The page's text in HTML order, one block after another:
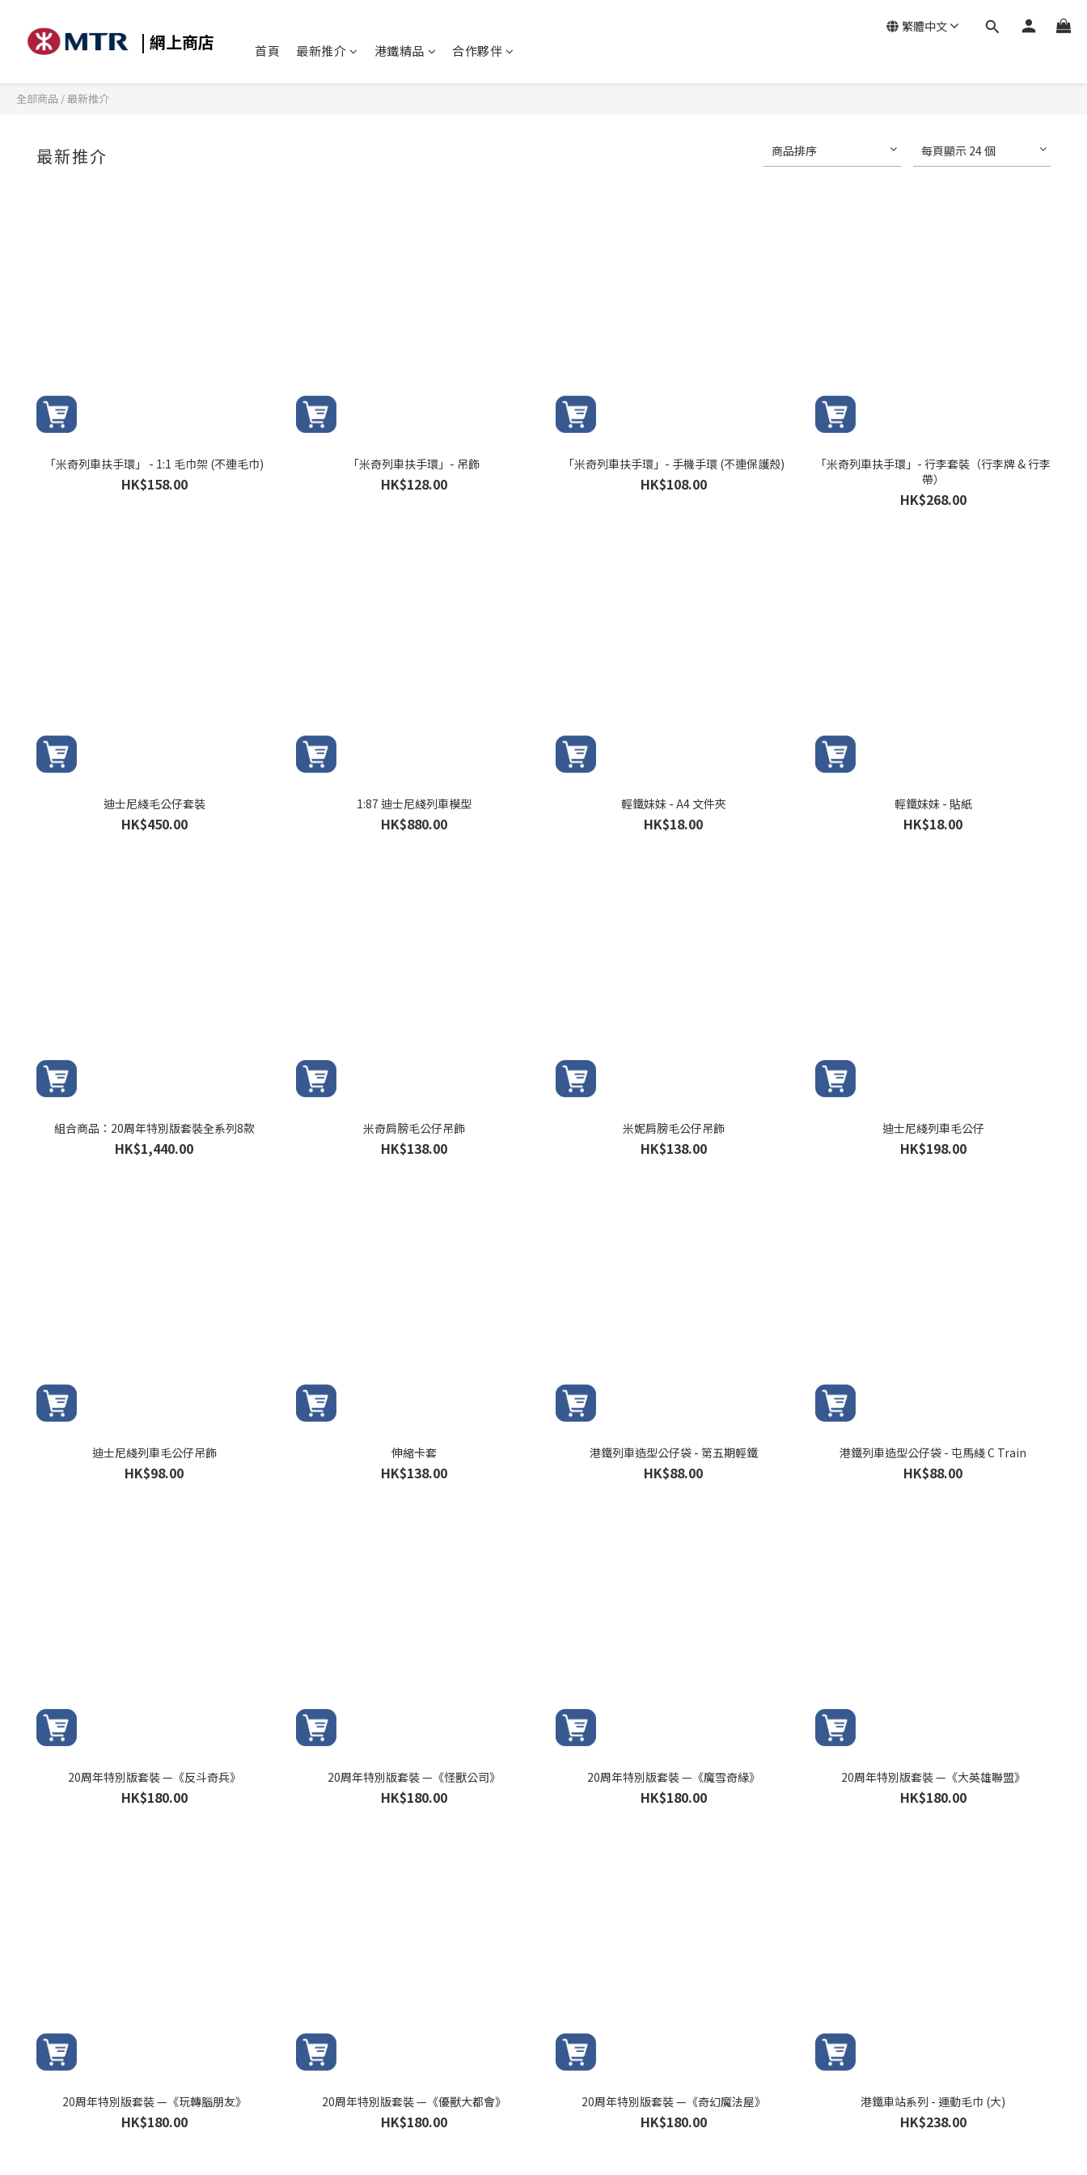
| 網上商店 首頁 最新推介 港鐵精品 合作夥伴
繁體中文
全部商品 /最新推介
最新推介 商品排序 每頁顯示 24 個
「米奇列車扶手環」 - 1:1 毛巾架 (不連毛巾)
HK$158.00
「米奇列車扶手環」- 吊飾
HK$128.00
「米奇列車扶手環」- 手機手環 (不連保護殼)
HK$108.00
「米奇列車扶手環」- 行李套裝（行李牌 & 行李
帶）
HK$268.00
迪士尼綫毛公仔套裝
HK$450.00
1:87 迪士尼綫列車模型
HK$880.00
輕鐵妹妹 - A4 文件夾
HK$18.00
輕鐵妹妹 - 貼紙
HK$18.00
組合商品：20周年特別版套裝全系列8款
HK$1,440.00
米奇肩膀毛公仔吊飾
HK$138.00
米妮肩膀毛公仔吊飾
HK$138.00
迪士尼綫列車毛公仔
HK$198.00
迪士尼綫列車毛公仔吊飾
HK$98.00
伸縮卡套
HK$138.00
港鐵列車造型公仔袋 - 第五期輕鐵
HK$88.00
港鐵列車造型公仔袋 - 屯馬綫 C Train
HK$88.00
20周年特別版套裝 —《反斗奇兵》
HK$180.00
20周年特別版套裝 —《怪獸公司》
HK$180.00
20周年特別版套裝 —《魔雪奇緣》
HK$180.00
20周年特別版套裝 —《大英雄聯盟》
HK$180.00
20周年特別版套裝 —《玩轉腦朋友》
HK$180.00
20周年特別版套裝 —《優獸大都會》
HK$180.00
20周年特別版套裝 —《奇幻魔法屋》
HK$180.00
港鐵車站系列 - 運動毛巾 (大)
HK$238.00